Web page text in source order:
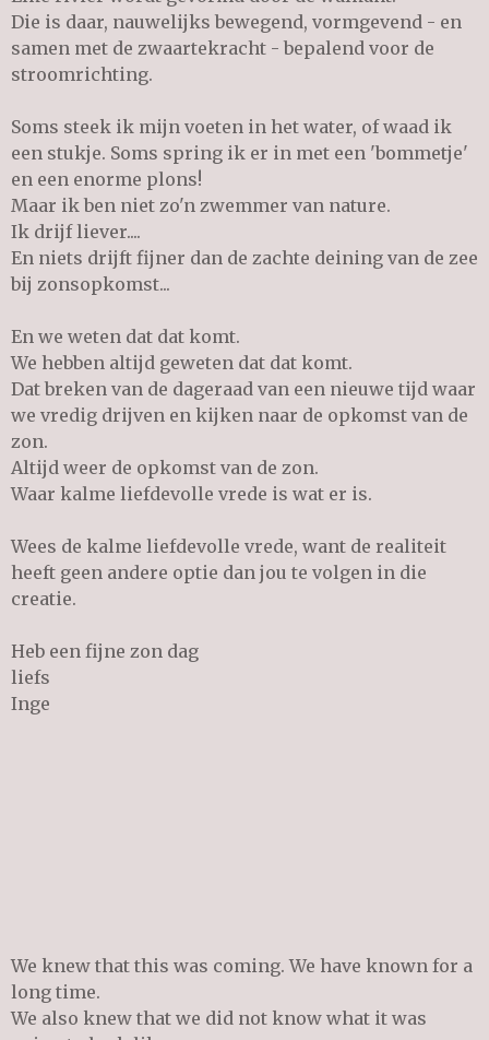
Die is daar, nauwelijks bewegend, vormgevend - en
samen met de zwaartekracht - bepalend voor de
stroomrichting.
Soms steek ik mijn voeten in het water, of waad ik
een stukje. Soms spring ik er in met een 'bommetje'
en een enorme plons!
Maar ik ben niet zo'n zwemmer van nature.
Ik drijf liever....
En niets drijft fijner dan de zachte deining van de zee
bij zonsopkomst...
En we weten dat dat komt.
We hebben altijd geweten dat dat komt.
Dat breken van de dageraad van een nieuwe tijd waar
we vredig drijven en kijken naar de opkomst van de
zon.
Altijd weer de opkomst van de zon.
Waar kalme liefdevolle vrede is wat er is.
Wees de kalme liefdevolle vrede, want de realiteit
heeft geen andere optie dan jou te volgen in die
creatie.
Heb een fijne zon dag
liefs
Inge
We knew that this was coming. We have known for a
long time.
We also knew that we did not know what it was